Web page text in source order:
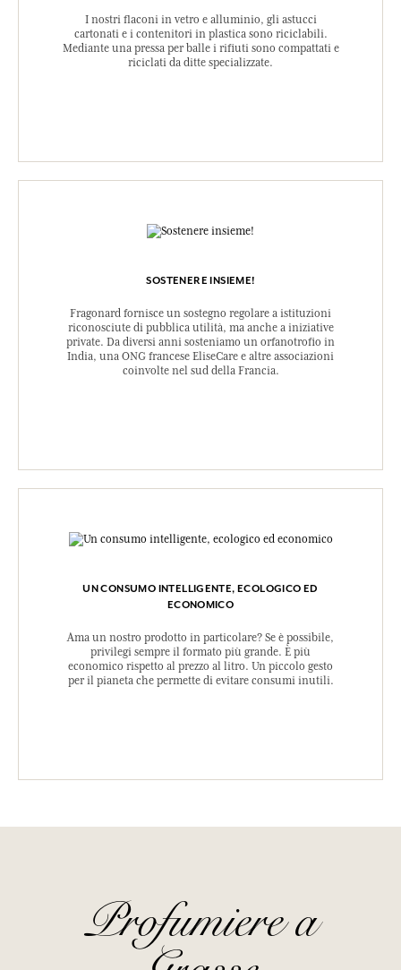
I nostri flaconi in vetro e alluminio, gli astucci
cartonati e i contenitori in plastica sono riciclabili.
Mediante una pressa per balle i rifiuti sono compattati e
riciclati da ditte specializzate.
SOSTENERE INSIEME!
Fragonard fornisce un sostegno regolare a istituzioni
riconosciute di pubblica utilità, ma anche a iniziative
private. Da diversi anni sosteniamo un orfanotrofio in
India, una ONG francese EliseCare e altre associazioni
coinvolte nel sud della Francia.
UN CONSUMO INTELLIGENTE, ECOLOGICO ED
ECONOMICO
Ama un nostro prodotto in particolare? Se è possibile,
privilegi sempre il formato più grande. È più
economico rispetto al prezzo al litro. Un piccolo gesto
per il pianeta che permette di evitare consumi inutili.
Profumiere a